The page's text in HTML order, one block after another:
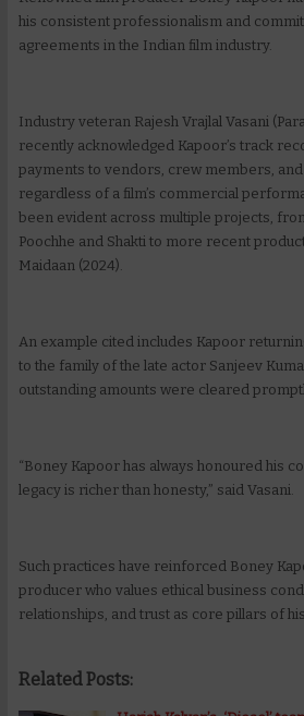
his consistent professionalism and
agreements in the Indian film industry.
Industry veteran Rajesh Vrajlal Vasani
recently acknowledged Kapoor’s track
payments to vendors, crew members,
regardless of a film’s commercial
been evident across multiple projects,
Poochhe and Shakti to more recent
Maidaan (2024).
An example cited includes Kapoor
to the family of the late actor Sanjeev
outstanding amounts were cleared
“Boney Kapoor has always honoured his
legacy is richer than honesty,” said Vasani.
Such practices have reinforced Boney
producer who values ethical business
relationships, and trust as core pillars of
Related Posts: